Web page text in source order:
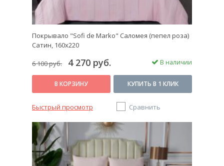
Покрывало "Sofi de Marko" Саломея (пепел роза)
Сатин, 160х220
6 100 руб. 4 270 руб. В наличии
В КОРЗИНУ КУПИТЬ В 1 КЛИК
Быстрый просмотр Сравнить